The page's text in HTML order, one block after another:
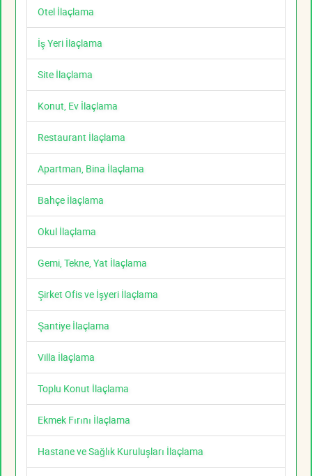
Otel İlaçlama
İş Yeri İlaçlama
Site İlaçlama
Konut, Ev İlaçlama
Restaurant İlaçlama
Apartman, Bina İlaçlama
Bahçe İlaçlama
Okul İlaçlama
Gemi, Tekne, Yat İlaçlama
Şirket Ofis ve İşyeri İlaçlama
Şantiye İlaçlama
Villa İlaçlama
Toplu Konut İlaçlama
Ekmek Fırını İlaçlama
Hastane ve Sağlık Kuruluşları İlaçlama